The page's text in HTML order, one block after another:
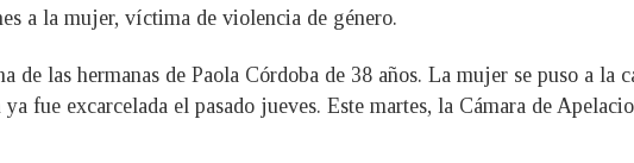
a la mujer, víctima de violencia de género.
las hermanas de Paola Córdoba de 38 años. La mujer se puso a la
fue excarcelada el pasado jueves. Este martes, la Cámara de